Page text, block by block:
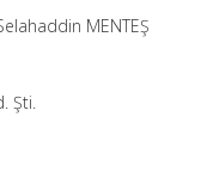
MENTEŞ
Şti.